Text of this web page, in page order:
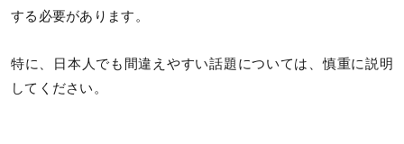
する必要があります。
特に、日本人でも間違えやすい話題については、慎重に説明
してください。